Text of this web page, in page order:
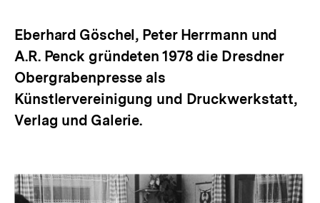
Eberhard Göschel, Peter Herrmann und
A.R. Penck gründeten 1978 die Dresdner
Obergrabenpresse als
Künstlervereinigung und Druckwerkstatt,
Verlag und Galerie.
Inhaltskarussell
überspringen